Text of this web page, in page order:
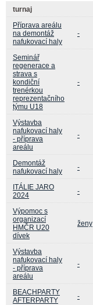
turnaj
Příprava areálu
na demontáž
nafukovací haly
-
Seminář
regenerace a
strava s
kondiční
trenérkou
reprezentačního
týmu U18
-
Výstavba
nafukovací haly
- příprava
areálu
-
Demontáž
nafukovací haly
-
ITÁLIE JARO
2024
-
Výpomoc s
organizací
HMČR U20
dívek
ženy
Výstavba
nafukovací haly
- příprava
areálu
-
BEACHPARTY
AFTERPARTY
-